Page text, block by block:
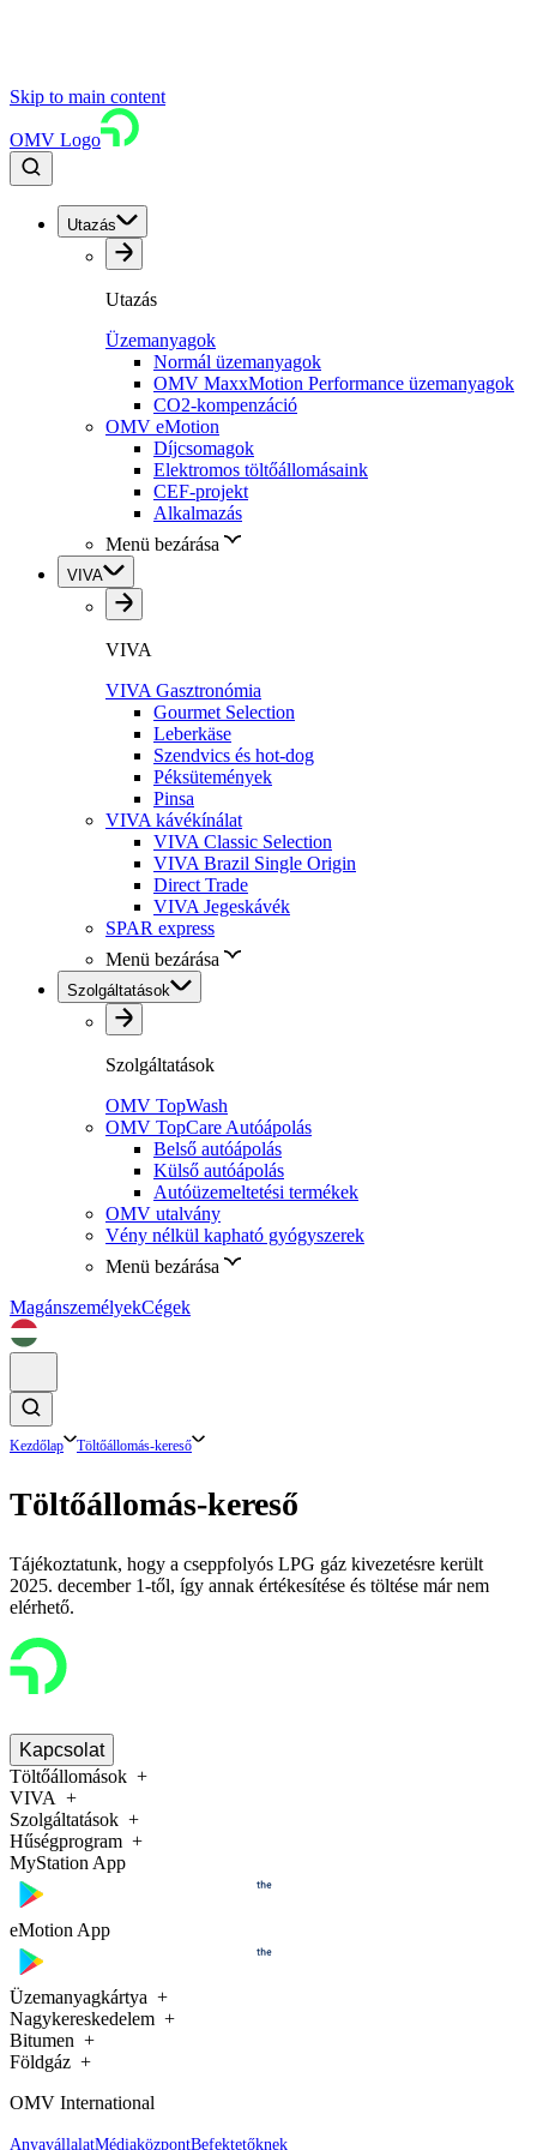
Skip to main content
OMV Logo
Utazás
Utazás
Üzemanyagok
Normál üzemanyagok
OMV MaxxMotion Performance üzemanyagok
CO2-kompenzáció
OMV eMotion
Díjcsomagok
Elektromos töltőállomásaink
CEF-projekt
Alkalmazás
Menü bezárása
VIVA
VIVA
VIVA Gasztronómia
Gourmet Selection
Leberkäse
Szendvics és hot-dog
Péksütemények
Pinsa
VIVA kávékínálat
VIVA Classic Selection
VIVA Brazil Single Origin
Direct Trade
VIVA Jegeskávék
SPAR express
Menü bezárása
Szolgáltatások
Szolgáltatások
OMV TopWash
OMV TopCare Autóápolás
Belső autóápolás
Külső autóápolás
Autóüzemeltetési termékek
OMV utalvány
Vény nélkül kapható gyógyszerek
Menü bezárása
MagánszemélyekCégek
Kezdőlap Töltőállomás-kereső
Töltőállomás-kereső
Tájékoztatunk, hogy a cseppfolyós LPG gáz kivezetésre került
2025. december 1-től, így annak értékesítése és töltése már nem
elérhető.
Kapcsolat
Töltőállomások
VIVA
Szolgáltatások
Hűségprogram
MyStation App
eMotion App
Üzemanyagkártya
Nagykereskedelem
Bitumen
Földgáz
OMV International
AnyavállalatMédiaközpontBefektetőknek